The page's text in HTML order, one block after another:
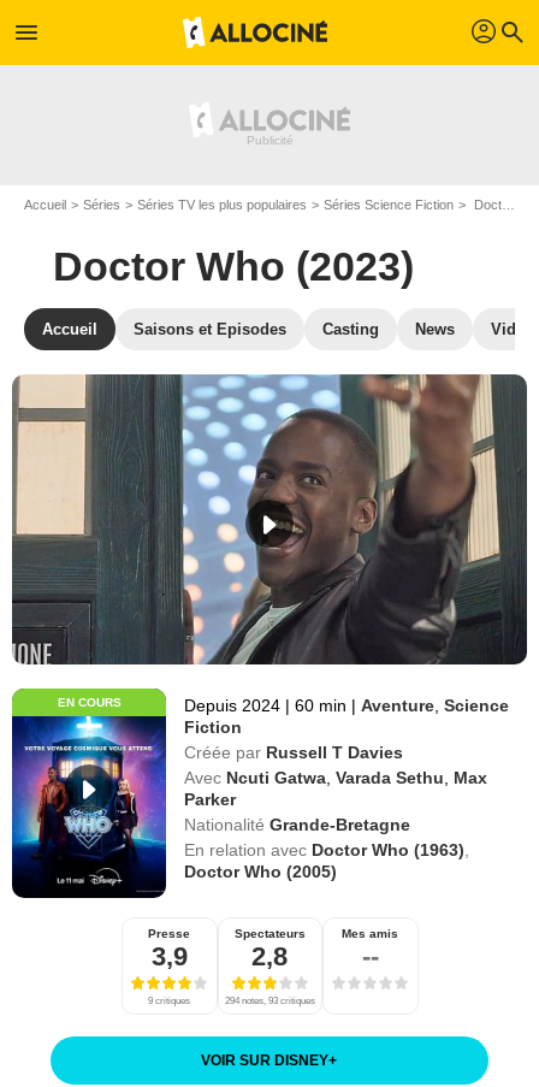
menu profil search
Accueil Séries Séries TV les plus populaires Séries Science Fiction Doctor Who (2023)
Doctor Who (2023)
Accueil Saisons et Episodes Casting News
EN COURS Depuis 2024 | 60 min | Aventure ,Science
Fiction
Créée par Russell T Davies
Avec Ncuti Gatwa ,Varada Sethu
Max
Parker
Nationalité Grande-Bretagne
En relation avec Doctor Who (1963)
Doctor Who (2005)
Presse
3,9
9 critiques
Spectateurs
2,8
294 notes, 93 critiques
Mes amis
--
VOIR SUR DISNEY+